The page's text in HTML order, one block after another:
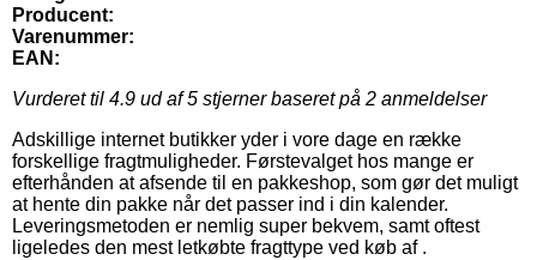
Producent:
Varenummer:
EAN:
Vurderet til 4.9 ud af 5 stjerner baseret på 2 anmeldelser
Adskillige internet butikker yder i vore dage en række
forskellige fragtmuligheder. Førstevalget hos mange er
efterhånden at afsende til en pakkeshop, som gør det muligt
at hente din pakke når det passer ind i din kalender.
Leveringsmetoden er nemlig super bekvem, samt oftest
ligeledes den mest letkøbte fragttype ved køb af .